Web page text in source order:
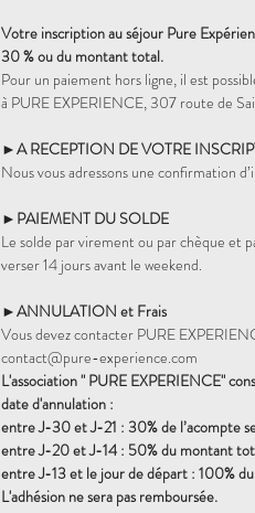
Votre inscription au séjour Pure
30 % ou du montant total.
Pour un paiement hors ligne, il est
à PURE EXPERIENCE, 307 route de
►A RECEPTION DE VOTRE
Nous vous adressons une confirmation
►PAIEMENT DU SOLDE
Le solde par virement ou par chèque et
verser 14 jours avant le weekend.
►ANNULATION et Frais
Vous devez contacter PURE
contact@pure-experience.com
L'association " PURE EXPERIENCE"
date d'annulation :
entre J-30 et J-21 : 30% de l’acompte
entre J-20 et J-14 : 50% du montant
entre J-13 et le jour de départ : 100%
L'adhésion ne sera pas remboursée.